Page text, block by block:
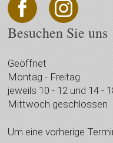
Besuchen Sie uns
Geöffnet
Montag - Freitag
jeweils 10 - 12 und 14 -
Mittwoch geschlossen
Um eine vorherige